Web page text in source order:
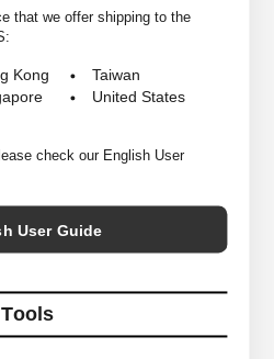
that we offer shipping to the
Kong
Taiwan
United States
check our English User
User Guide
摩擦に強く伸縮性に優れた素材を使用
履いても疲れない抜群のフィット感を
くいEVAを使用する事で、弾力性を高
をかけません。
在庫がない場合がございますので予め